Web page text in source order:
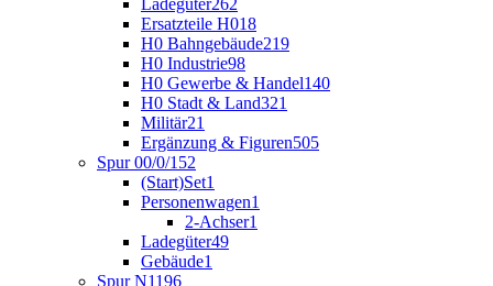
Ersatzteile H018
H0 Bahngebäude219
H0 Industrie98
H0 Gewerbe & Handel140
H0 Stadt & Land321
Militär21
Ergänzung & Figuren505
Spur 00/0/1 52
(Start)Set1
Personenwagen1
2-Achser1
Ladegüter49
Gebäude1
Spur N1196